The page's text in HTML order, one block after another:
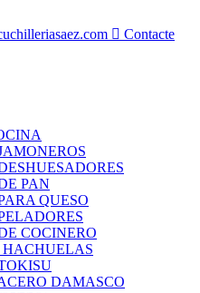
 Contacte
PAN
QUESO
COCINERO
DAMASCO